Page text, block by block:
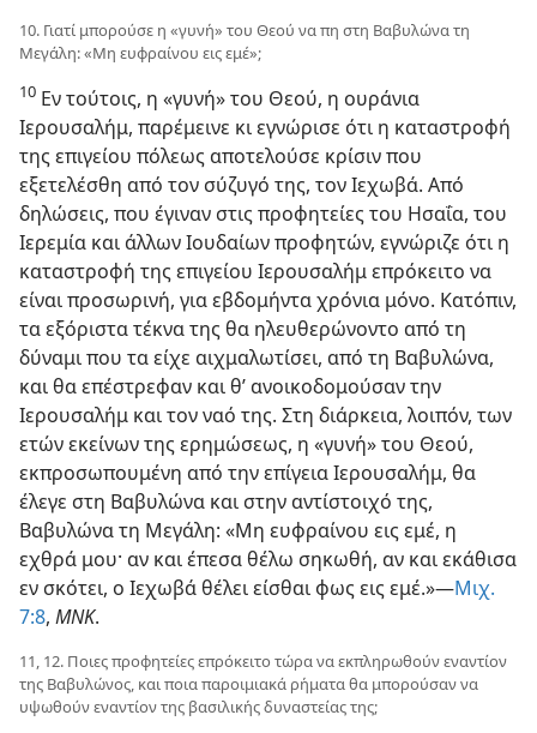
10. Γιατί μπορούσε η «γυνή» του Θεού να πη στη Βαβυλώνα τη
Μεγάλη: «Μη ευφραίνου εις εμέ»;
10 Εν τούτοις, η «γυνή» του Θεού, η ουράνια
Ιερουσαλήμ, παρέμεινε κι εγνώρισε ότι η καταστροφή
της επιγείου πόλεως αποτελούσε κρίσιν που
εξετελέσθη από τον σύζυγό της, τον Ιεχωβά. Από
δηλώσεις, που έγιναν στις προφητείες του Ησαΐα, του
Ιερεμία και άλλων Ιουδαίων προφητών, εγνώριζε ότι η
καταστροφή της επιγείου Ιερουσαλήμ επρόκειτο να
είναι προσωρινή, για εβδομήντα χρόνια μόνο. Κατόπιν,
τα εξόριστα τέκνα της θα ηλευθερώνοντο από τη
δύναμι που τα είχε αιχμαλωτίσει, από τη Βαβυλώνα,
και θα επέστρεφαν και θ’ ανοικοδομούσαν την
Ιερουσαλήμ και τον ναό της. Στη διάρκεια, λοιπόν, των
ετών εκείνων της ερημώσεως, η «γυνή» του Θεού,
εκπροσωπουμένη από την επίγεια Ιερουσαλήμ, θα
έλεγε στη Βαβυλώνα και στην αντίστοιχό της,
Βαβυλώνα τη Μεγάλη: «Μη ευφραίνου εις εμέ, η
εχθρά μου· αν και έπεσα θέλω σηκωθή, αν και εκάθισα
εν σκότει, ο Ιεχωβά θέλει είσθαι φως εις εμέ.»​—Μιχ.
7:8, ΜΝΚ.
11, 12. Ποιες προφητείες επρόκειτο τώρα να εκπληρωθούν εναντίον
της Βαβυλώνος, και ποια παροιμιακά ρήματα θα μπορούσαν να
υψωθούν εναντίον της βασιλικής δυναστείας της;